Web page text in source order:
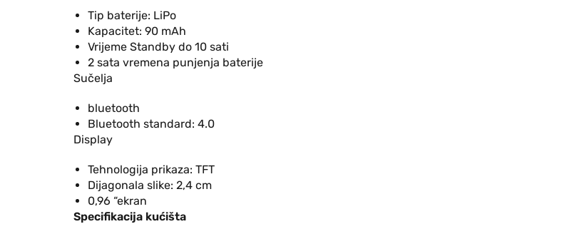
Tip baterije: LiPo
Kapacitet: 90 mAh
Vrijeme Standby do 10 sati
2 sata vremena punjenja baterije
Sučelja
bluetooth
Bluetooth standard: 4.0
Display
Tehnologija prikaza: TFT
Dijagonala slike: 2,4 cm
0,96 “ekran
Specifikacija kućišta